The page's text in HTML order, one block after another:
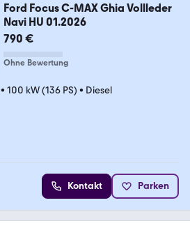
Ford Focus C-MAX Ghia Vollleder
Navi HU 01.2026
790 €
Ohne Bewertung
• 100 kW (136 PS) • Diesel
Kontakt Parken